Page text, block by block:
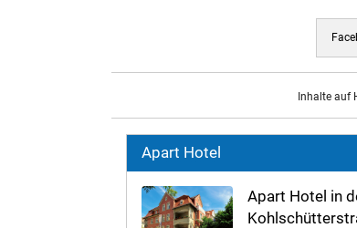
Inhalte auf
Apart Hotel
Apart Hotel in